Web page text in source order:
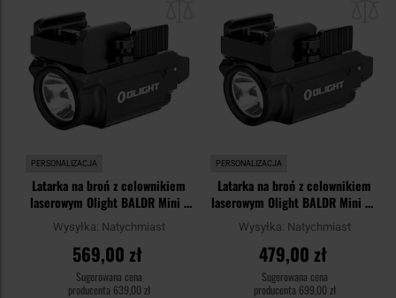
schowka
PERSONALIZACJA
Latarka na broń z celownikiem
laserowym Olight BALDR Mini -
600 lumenów, Green Laser
Wysyłka: Natychmiast
569,00 zł
Sugerowana cena
producenta 639,00 zł
PERSONALIZACJA
Latarka na broń z celownikiem
laserowym Olight BALDR Mini RL
- 600 lumenów, Red Laser
Wysyłka: Natychmiast
479,00 zł
Sugerowana cena
producenta 699,00 zł